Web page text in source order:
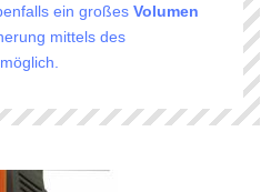
ein großes Volumen
mittels des